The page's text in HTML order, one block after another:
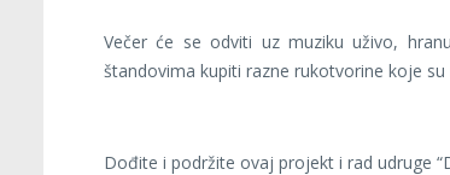
Večer će se odviti uz muziku uživo,
štandovima kupiti razne rukotvorine koje su
Dođite i podržite ovaj projekt i rad udruge